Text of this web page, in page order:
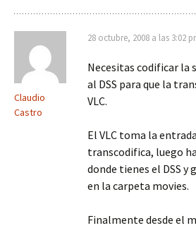
Claudio
Castro
28 octubre, 2008 a las 3:02
Necesitas codificar la
al DSS para que la
VLC.
El VLC toma la
transcodifica, luego
donde tienes el DSS y
en la carpeta movies.
Finalmente desde el